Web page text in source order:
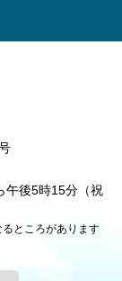
午後5時15分（祝
ところがあります